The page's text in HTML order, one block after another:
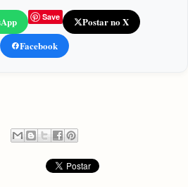
Save
Postar no X
Facebook